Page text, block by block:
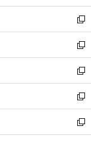
開
く
ウ
で
開
く
ン
ド
ウ
で
開
く
ウ
ィ
ン
ド
ウ
で
開
く
新
し
い
ウ
ィ
ン
ド
ウ
で
開
新
し
い
ウ
ィ
ン
ド
ウ
新
し
い
ウ
ィ
ン
新
し
い
ウ
新
し